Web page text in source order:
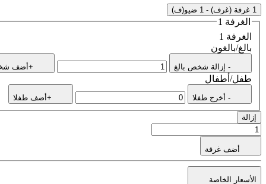
1 غرفة (غرف) - 1 ضيو(ف)
الغرفة 1
الغرفة 1
بالغ/بالغون
- إزالة شخص بالغ +أضف
طفل/أطفال
- أخرج طفلا +أضف طفلا
إزالة
أضف غرفة
الأسعار الخاصة